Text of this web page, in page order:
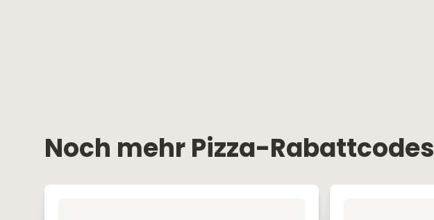
Noch mehr Pizza-Rabattcodes